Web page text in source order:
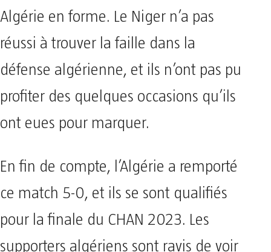
Algérie en forme. Le Niger n’a pas
réussi à trouver la faille dans la
défense algérienne, et ils n’ont pas pu
profiter des quelques occasions qu’ils
ont eues pour marquer.
En fin de compte, l’Algérie a remporté
ce match 5-0, et ils se sont qualifiés
pour la finale du CHAN 2023. Les
supporters algériens sont ravis de voir